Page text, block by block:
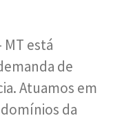
MT está
de
Atuamos em
da